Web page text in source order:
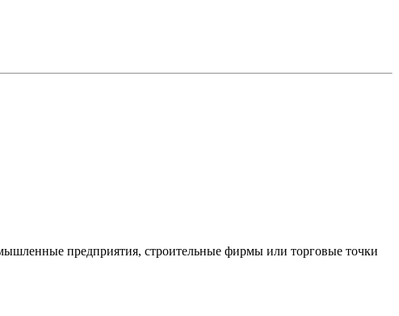
предприятия, строительные фирмы или торговые точки